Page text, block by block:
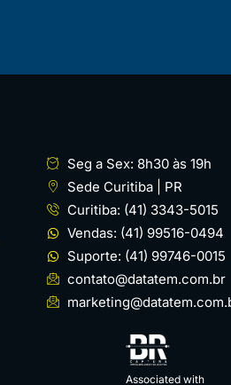
Seg a Sex: 8h30 às 19h
Sede Curitiba | PR
Curitiba: (41) 3343-5015
Vendas: (41) 99516-0494
Suporte: (41) 99746-0015
contato@datatem.com.br
Associated with